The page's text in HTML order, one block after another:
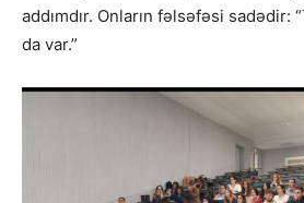
addımdır. Onların fəlsəfəsi sadədir:
da var.”